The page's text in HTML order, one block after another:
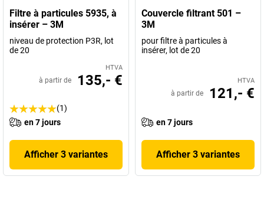
Filtre à particules 5935, à
insérer – 3M
niveau de protection P3R, lot
de 20
HTVA
à partir de 135,- €
(1)
en 7 jours
Afficher 3 variantes
Couvercle filtrant 501 –
3M
pour filtre à particules à
insérer, lot de 20
HTVA
à partir de 121,- €
en 7 jours
Afficher 3 variantes